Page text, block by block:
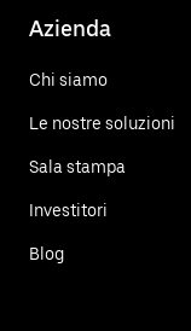
Azienda
Chi siamo
Le nostre soluzioni
Sala stampa
Investitori
Blog